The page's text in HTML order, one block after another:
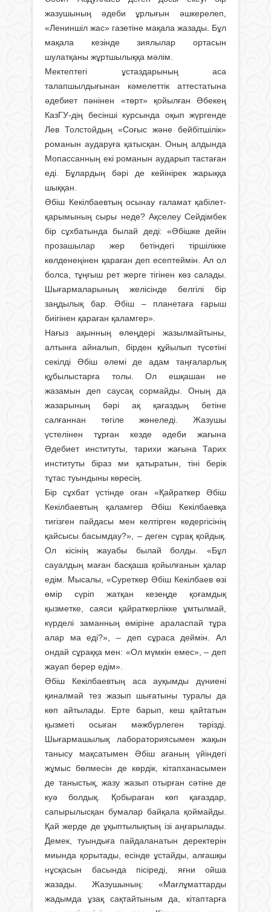
жазушының әдеби ұрлығын әшкерелеп,
«Лениншіл жас» газетіне мақала жазады. Бұл
мақала кезінде зиялылар ортасын
шулатқаны жұртшылыққа мәлім.
Мектептегі ұстаздарының аса
талапшылдығынан кәмелеттік аттестатына
әдебиет пәнінен «төрт» қойылған Әбекең
КазГУ-дің бесінші курсында оқып жүргенде
Лев Толстойдың «Соғыс және бейбітшілік»
романын аударуға қатысқан. Оның алдында
Мопассанның екі романын аударып тастаған
еді. Бұлардың бәрі де кейінірек жарыққа
шыққан.
Әбіш Кекілбаевтың осынау ғаламат қабілет-
қарымының сыры неде? Ақселеу Сейдімбек
бір сұхбатында былай деді: «Әбішке дейін
прозашылар жер бетіндегі тіршілікке
көлденеңінен қараған деп есептеймін. Ал ол
болса, тұңғыш рет жерге тігінен көз салады.
Шығармаларының желісінде белгілі бір
заңдылық бар. Әбіш – планетаға ғарыш
биігінен қараған қаламгер».
Нағыз ақынның өлеңдері жазылмайтыны,
алтынға айналып, бірден құйылып түсетіні
секілді Әбіш әлемі де адам таңғаларлық
құбылыстарға толы. Ол ешқашан не
жазамын деп саусақ сормайды. Оның да
жазарының бәрі ақ қағаздың бетіне
салғаннан төгіле жөнеледі. Жазушы
үстелінен тұрған кезде әдеби жағына
Әдебиет институты, тарихи жағына Тарих
институты біраз ми қатыратын, тіні берік
тұтас туындыны көресің.
Бір сұхбат үстінде оған «Қайраткер Әбіш
Кекілбаевтың қаламгер Әбіш Кекілбаевқа
тигізген пайдасы мен келтірген кедергісінің
қайсысы басымдау?», – деген сұрақ қойдық.
Ол кісінің жауабы былай болды. «Бұл
сауалдың маған басқаша қойылғанын қалар
едім. Мысалы, «Суреткер Әбіш Кекілбаев өзі
өмір сүріп жатқан кезеңде қоғамдық
қызметке, саяси қайраткерлікке ұмтылмай,
күрделі заманның өміріне араласпай тұра
алар ма еді?», – деп сұраса деймін. Ал
ондай сұраққа мен: «Ол мүмкін емес», – деп
жауап берер едім».
Әбіш Кекілбаевтың аса ауқымды дүниені
қиналмай тез жазып шығатыны туралы да
көп айтылады. Ерте барып, кеш қайтатын
қызметі осыған мәжбүрлеген тәрізді.
Шығармашылық лабораториясымен жақын
танысу мақсатымен Әбіш ағаның үйіндегі
жұмыс бөлмесін де көрдік, кітапханасымен
де таныстық, жазу жазып отырған сәтіне де
куә болдық. Қобыраған көп қағаздар,
сапырылысқан бумалар байқала қоймайды.
Қай жерде де ұқыптылықтың ізі аңғарылады.
Демек, туындыға пайдаланатын деректерін
миында қорытады, есінде ұстайды, алғашқы
нұсқасын басында пісіреді, яғни ойша
жазады. Жазушының: «Мағлұматтарды
жадымда ұзақ сақтайтыным да, кітаптарға